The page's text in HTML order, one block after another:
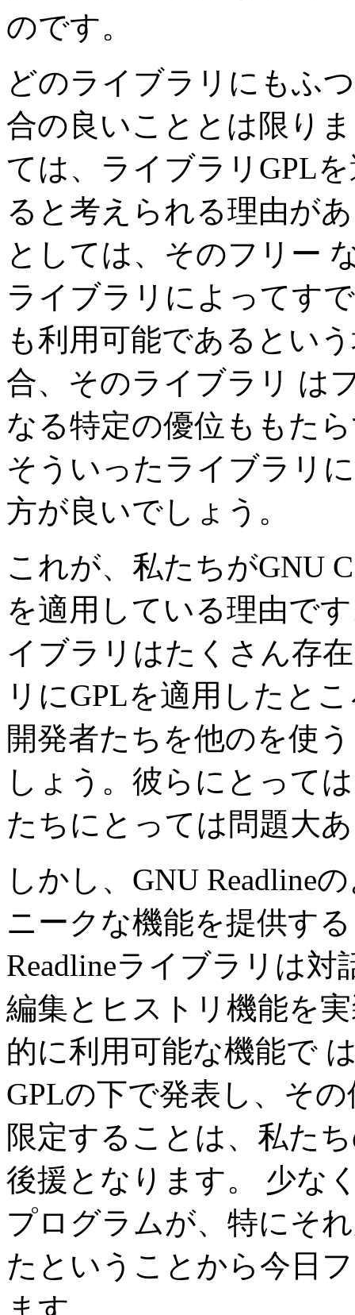
のです。
どのライブラリにもふ
合の良いこととは限り
ては、ライブラリGPL
ると考えられる理由が
としては、そのフリー
ライブラリによってす
も利用可能であるとい
合、そのライブラリ は
なる特定の優位ももた
そういったライブラリ
方が良いでしょう。
これが、私たちがGNU
を適用している理由で
イブラリはたくさん存
リにGPLを適用したと
開発者たちを他のを使
しょう。彼らにとって
たちにとっては問題大
しかし、GNU Readline
ニークな機能を提供す
Readlineライブラリは
編集とヒストリ機能を
的に利用可能な機能で
GPLの下で発表し、そ
限定することは、私た
後援となります。 少な
プログラムが、特にそ
たということから今日
ます。